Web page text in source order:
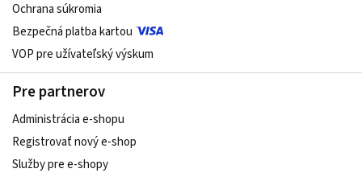
Ochrana súkromia
Bezpečná platba kartou
VOP pre užívateľský výskum
Pre partnerov
Administrácia e-shopu
Registrovať nový e-shop
Služby pre e‑shopy